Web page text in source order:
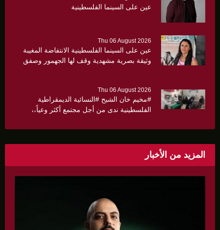
عين على السينما الفلسطينية
Thu 06 August 2026
عين على السينما الفلسطينية الانتفاضة المغيبة
وثيقة بصرية مشهدية وقف لها الجهمور وصفق
Thu 06 August 2026
#مخيم خان الشيح #النسائية الديمقراطية
الفلسطينية ندى من أجل مجتمع أكثر وعياً،،
بروشورات توعوية على سيدات الحي.
المزيد من الأخبار